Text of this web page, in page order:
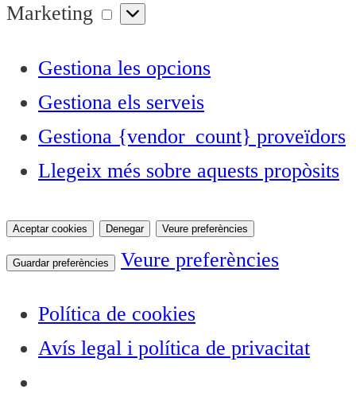
Marketing
Marketing
Gestiona les opcions
Gestiona els serveis
Gestiona {vendor_count} proveïdors
Llegeix més sobre aquests propòsits
Aceptar cookies Denegar Veure preferències
Guardar preferències Veure preferències
Política de cookies
Avís legal i política de privacitat